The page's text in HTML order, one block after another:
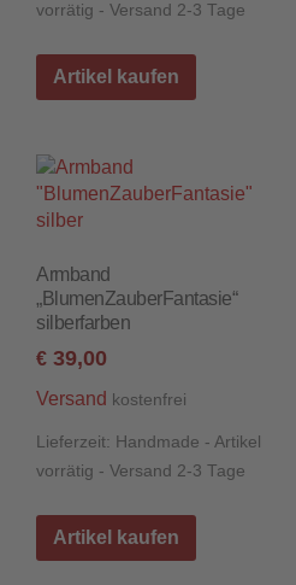
vorrätig - Versand 2-3 Tage
Artikel kaufen
Armband
„BlumenZauberFantasie“
silberfarben
€ 39,00
Versand kostenfrei
Lieferzeit: Handmade - Artikel
vorrätig - Versand 2-3 Tage
Artikel kaufen